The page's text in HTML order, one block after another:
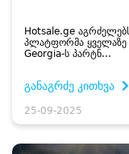
Hotsale.ge
პლატ­ფორ­მა ყვე­ლა­ზე
Georgia-ს პარტნ...
განაგრძე კითხვა
25-09-2025